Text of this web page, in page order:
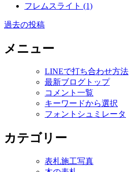
フレムスライト (1)
投
稿
ョ
過去の投稿
メニュー
LINEで打ち合わせ方法
最新ブログトップ
コメント一覧
キーワードから選択
フォントシュミレータ
カテゴリー
表札施工写真